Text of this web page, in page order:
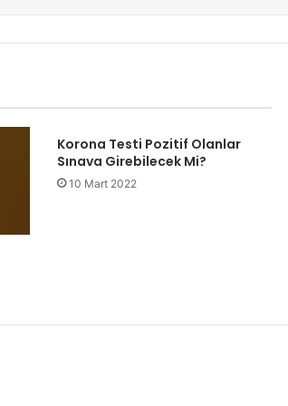
Korona Testi Pozitif Olanlar
Sınava Girebilecek Mi?
10 Mart 2022